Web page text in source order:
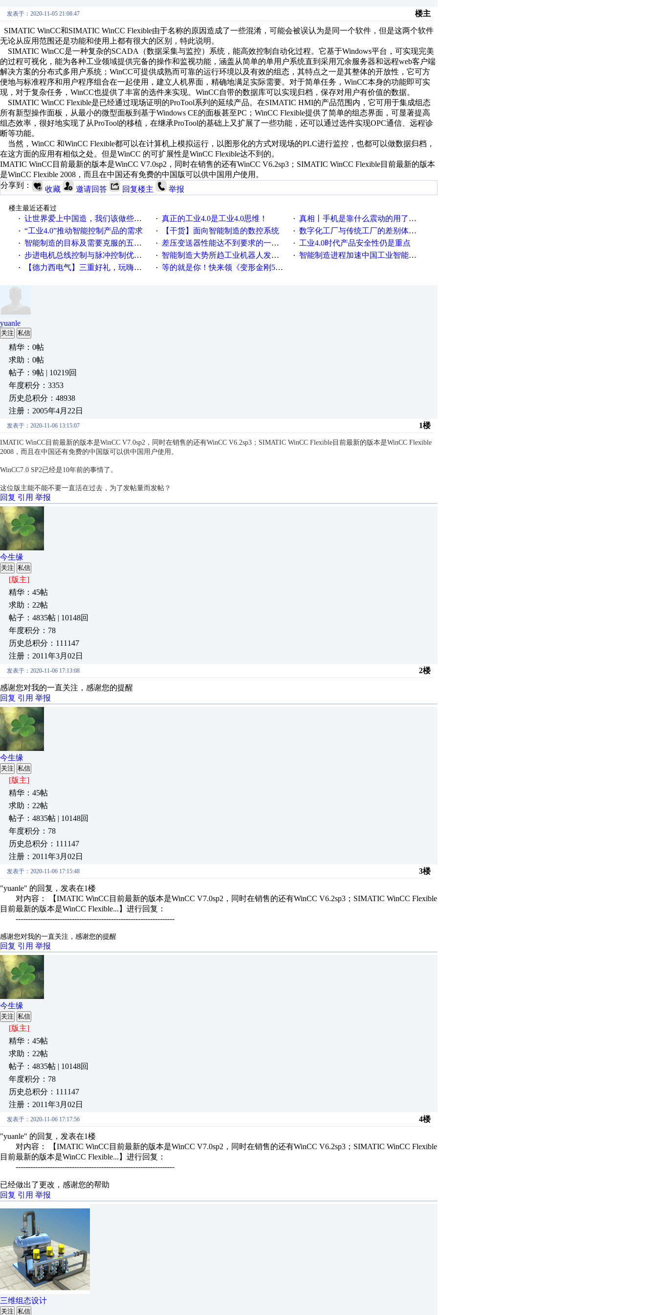
发表于：2020-11-05 21:08:47 楼主
SIMATIC WinCC和SIMATIC WinCC Flexible由于名称的原因造成了一些混淆，可能会被误认为是同一个软件，但是这两个软件
无论从应用范围还是功能和使用上都有很大的区别，特此说明。
SIMATIC WinCC是一种复杂的SCADA（数据采集与监控）系统，能高效控制自动化过程。它基于Windows平台，可实现完美
的过程可视化，能为各种工业领域提供完备的操作和监视功能，涵盖从简单的单用户系统直到采用冗余服务器和远程web客户端
解决方案的分布式多用户系统；WinCC可提供成熟而可靠的运行环境以及有效的组态，其特点之一是其整体的开放性，它可方
便地与标准程序和用户程序组合在一起使用，建立人机界面，精确地满足实际需要。对于简单任务，WinCC本身的功能即可实
现，对于复杂任务，WinCC也提供了丰富的选件来实现。WinCC自带的数据库可以实现归档，保存对用户有价值的数据。
SIMATIC WinCC Flexible是已经通过现场证明的ProTool系列的延续产品。在SIMATIC HMI的产品范围内，它可用于集成组态
所有新型操作面板，从最小的微型面板到基于Windows CE的面板甚至PC；WinCC Flexible提供了简单的组态界面，可显著提高
组态效率，很好地实现了从ProTool的移植，在继承ProTool的基础上又扩展了一些功能，还可以通过选件实现OPC通信、远程诊
断等功能。
当然，WinCC 和WinCC Flexible都可以在计算机上模拟运行，以图形化的方式对现场的PLC进行监控，也都可以做数据归档，
在这方面的应用有相似之处。但是WinCC 的可扩展性是WinCC Flexible达不到的。
IMATIC WinCC目前最新的版本是WinCC V7.0sp2，同时在销售的还有WinCC V6.2sp3；SIMATIC WinCC Flexible目前最新的版本
是WinCC Flexible 2008，而且在中国还有免费的中国版可以供中国用户使用。
分享到：
收藏 邀请回答 回复楼主 举报
楼主最近还看过
· 让世界爱上中国造，我们该做些什么 · 真正的工业4.0是工业4.0思维！ · 真相丨手机是靠什么震动的用了这么多年才知道！
· “工业4.0”推动智能控制产品的需求 · 【干货】面向智能制造的数控系统 · 数字化工厂与传统工厂的差别体现在哪里？
· 智能制造的目标及需要克服的五个障碍 · 差压变送器性能达不到要求的一些因素 · 工业4.0时代产品安全性仍是重点
· 步进电机总线控制与脉冲控制优缺点 · 智能制造大势所趋工业机器人发展迅猛 · 智能制造进程加速中国工业智能化之路发展趋势明显
· 【德力西电气】三重好礼，玩嗨夏日！ · 等的就是你！快来领《变形金刚5》观影券
yuanle
关注 私信
精华：0帖
求助：0帖
帖子：9帖 | 10219回
年度积分：3353
历史总积分：48938
注册：2005年4月22日
发表于：2020-11-06 13:15:07 1楼
IMATIC WinCC目前最新的版本是WinCC V7.0sp2，同时在销售的还有WinCC V6.2sp3；SIMATIC WinCC Flexible目前最新的版本是WinCC Flexible
2008，而且在中国还有免费的中国版可以供中国用户使用。
WinCC7.0 SP2已经是10年前的事情了。
这位版主能不能不要一直活在过去，为了发帖量而发帖？
回复 引用 举报
今生缘
关注 私信
[版主]
精华：45帖
求助：22帖
帖子：4835帖 | 10148回
年度积分：78
历史总积分：111147
注册：2011年3月02日
发表于：2020-11-06 17:13:08 2楼
感谢您对我的一直关注，感谢您的提醒
回复 引用 举报
今生缘
关注 私信
[版主]
精华：45帖
求助：22帖
帖子：4835帖 | 10148回
年度积分：78
历史总积分：111147
注册：2011年3月02日
发表于：2020-11-06 17:15:48 3楼
"yuanle" 的回复，发表在1楼
对内容： 【IMATIC WinCC目前最新的版本是WinCC V7.0sp2，同时在销售的还有WinCC V6.2sp3；SIMATIC WinCC Flexible
目前最新的版本是WinCC Flexible...】进行回复：
-----------------------------------------------------------------
感谢您对我的一直关注，感谢您的提醒
回复 引用 举报
今生缘
关注 私信
[版主]
精华：45帖
求助：22帖
帖子：4835帖 | 10148回
年度积分：78
历史总积分：111147
注册：2011年3月02日
发表于：2020-11-06 17:17:56 4楼
"yuanle" 的回复，发表在1楼
对内容： 【IMATIC WinCC目前最新的版本是WinCC V7.0sp2，同时在销售的还有WinCC V6.2sp3；SIMATIC WinCC Flexible
目前最新的版本是WinCC Flexible...】进行回复：
-----------------------------------------------------------------
已经做出了更改，感谢您的帮助
回复 引用 举报
三维组态设计
关注 私信